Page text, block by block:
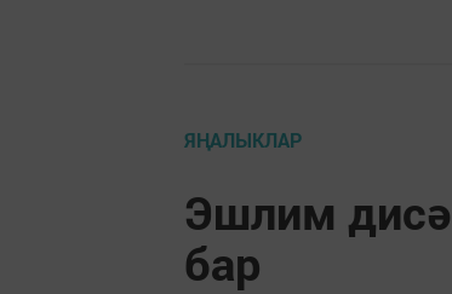
ЯҢАЛЫКЛАР
Эшлим
бар